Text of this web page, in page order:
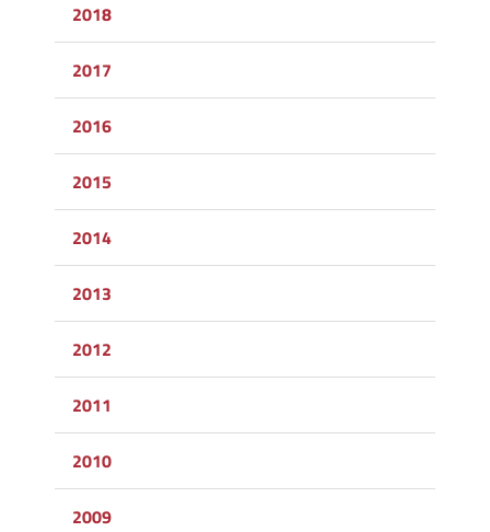
2018
2017
2016
2015
2014
2013
2012
2011
2010
2009